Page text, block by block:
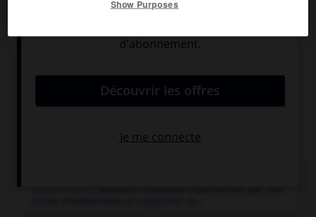
Marche de l'humanité en Amérique latine
Show Purposes